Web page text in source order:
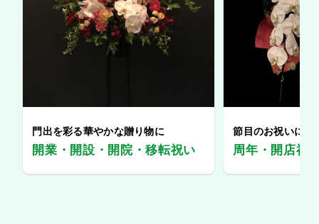
門出を彩る華やかな贈り物に
開業・開設・開院・移転祝い
節目のお祝いに、
周年・開店祝